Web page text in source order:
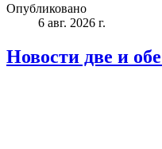
Опубликовано
6 авг. 2026 г.
Новости две и